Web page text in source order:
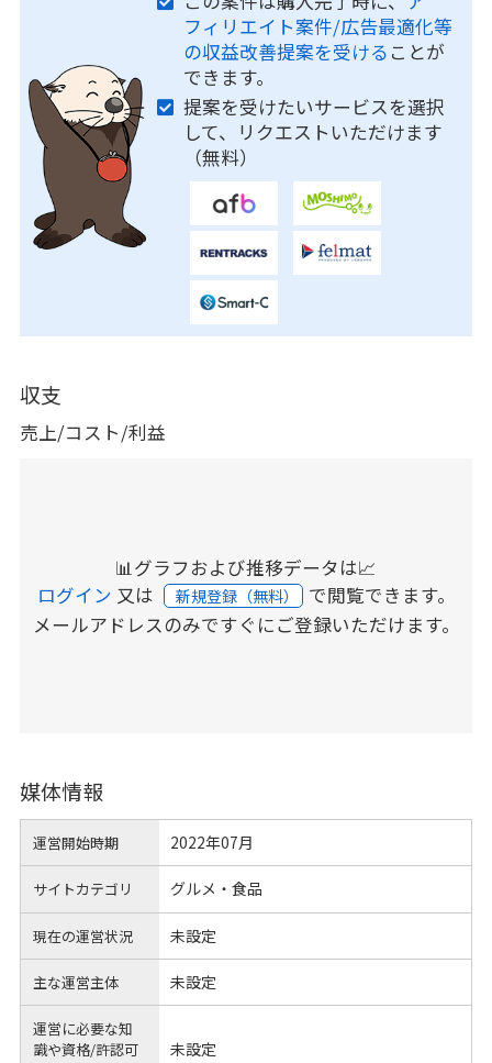
フィリエイト案件/広告最適化等
の収益改善提案を受ける ことが
できます。
提案を受けたいサービスを選択
して、リクエストいただけます
（無料）
収支
売上/コスト/利益
📊グラフおよび推移データは📈
ログイン 又は 新規登録（無料） で閲覧できます。
メールアドレスのみですぐにご登録いただけます。
媒体情報
運営開始時期 2022年07月
サイトカテゴリ グルメ・食品
現在の運営状況 未設定
主な運営主体 未設定
運営に必要な知
識や資格/許認可
未設定